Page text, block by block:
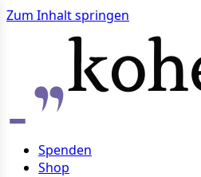
Zum Inhalt springen
Spenden
Shop